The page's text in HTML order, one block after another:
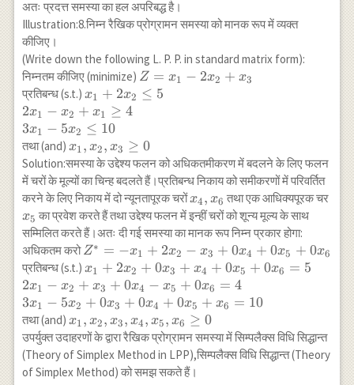
\therefore Z_2-
C_2 =0-1=-1<0
अतः प्रदत्त समस्या का हल अपरिबद्ध है।
Illustration:8.निम्न रैखिक प्रोग्रामन समस्या को मानक रूप में व्यक्त
कीजिए।
(Write down the following L. P. P. in standard matrix form):
निम्नतम कीजिए (minimize) Z=x_1-2
x_2+x_3
Z = x1 − 2x2 + x3
प्रतिबन्ध (s.t.) x_1+2x_2
\leq 5 \\
2 x_1-
x_2+x_1
\geq 4 \\
3 x_1-5
x_2 \leq
10
x1 + 2x2 ≤ 5
2x1 − x2 + x1 ≥ 4
3x1 − 5x2 ≤ 10
तथा (and) x_1,
x_2,
x_3
\geq
0
x1 , x2 , x3 ≥ 0
Solution:समस्या के उद्देश्य फलन को अधिकतमीकरण में बदलने के लिए फलन
में चरों के मूल्यों का चिन्ह बदलते हैं।प्रतिबन्ध निकाय को समीकरणों में परिवर्तित
करने के लिए निकाय में दो न्यूनतापूरक चरोंx_4,
x_6
x4 , x6 तथा एक आधिक्यपूरक चरx_5
x5 का प्रवेश करते हैं तथा उद्देश्य फलन में इन्हीं चरों को शून्य मूल्य के साथ
सम्मिलित करते हैं।अतः दी गई समस्या का मानक रूप निम्न प्रकार होगा:
अधिकतम करोZ^*=-
x_1+2
x_2-
x_3+0
x_4+0
x_5+0
x_6
Z∗ = −x1 + 2x2 − x3 + 0x4 + 0x5 + 0x6
प्रतिबन्ध (s.t.) x_1+2
x_2+0
x_3+x_4+0
x_5+0
x_6=5 \\ 2
x_1-
x_2+x_3+0
x1 + 2x2 + 0x3 + x4 + 0x5 + 0x6 = 5
2x1 − x2 + x3 + 0x4 − x5 + 0x6 = 4
3x1 − 5x2 + 0x3 + 0x4 + 0x5 + x6 = 10
तथा (and) x_1,
x_2,
x_3,
x_4,
x1 , x2 , x3 , x4 , x5 , x6 ≥ 0
उपर्युक्त उदाहरणों के द्वारा रैखिक प्रोग्रामन समस्या में सिम्पलैक्स विधि सिद्धान्त
(Theory of Simplex Method in LPP),सिम्पलैक्स विधि सिद्धान्त (Theory
of Simplex Method) को समझ सकते हैं।